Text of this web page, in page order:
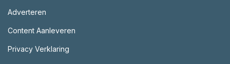
Adverteren
Content Aanleveren
Privacy Verklaring